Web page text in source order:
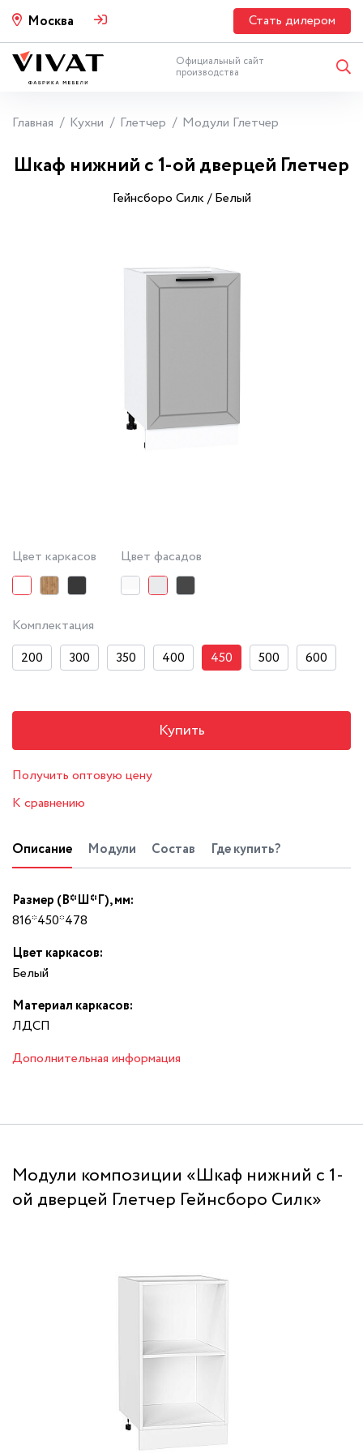
Москва Стать дилером
Официальный сайт
производства
Главная Кухни Глетчер Модули Глетчер
Шкаф нижний с 1-ой дверцей Глетчер
Гейнсборо Силк / Белый
Цвет каркасов Цвет фасадов
Комплектация
200
300 350 400 450 500 600
Купить
Получить оптовую цену
К сравнению
Описание Модули Состав Где купить?
Размер (В*Ш*Г), мм:
816*450*478
Цвет каркасов:
Белый
Материал каркасов:
ЛДСП
Дополнительная информация
Модули композиции «Шкаф нижний с 1-
ой дверцей Глетчер Гейнсборо Силк»